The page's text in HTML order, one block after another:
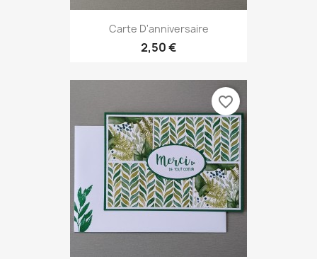
Carte D'anniversaire
2,50 €
favorite_border